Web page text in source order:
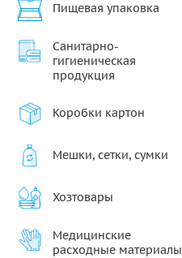
Пищевая упаковка
Санитарно-
гигиеническая
продукция
Коробки картон
Мешки, сетки, сумки
Хозтовары
Медицинские
расходные материалы